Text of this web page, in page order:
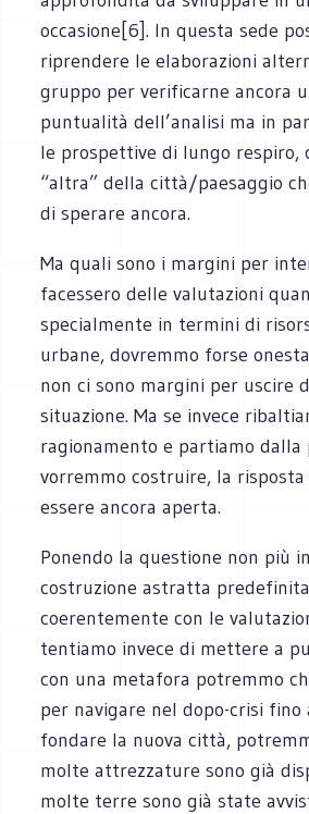
occasione[6]. In questa sede
riprendere le elaborazioni
gruppo per verificarne ancora
puntualità dell’analisi ma in
le prospettive di lungo respiro,
“altra” della città/paesaggio
di sperare ancora.
Ma quali sono i margini per
facessero delle valutazioni
specialmente in termini di
urbane, dovremmo forse
non ci sono margini per uscire
situazione. Ma se invece
ragionamento e partiamo dalla
vorremmo costruire, la
essere ancora aperta.
Ponendo la questione non più
costruzione astratta
coerentemente con le
tentiamo invece di mettere a
con una metafora potremmo
per navigare nel dopo-crisi fino
fondare la nuova città,
molte attrezzature sono già
molte terre sono già state